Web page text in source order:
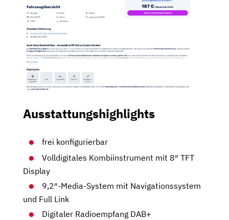
Ausstattungshighlights
frei konfigurierbar
Volldigitales Kombiinstrument mit 8″ TFT
Display
9,2″-Media-System mit Navigationssystem
und Full Link
Digitaler Radioempfang DAB+